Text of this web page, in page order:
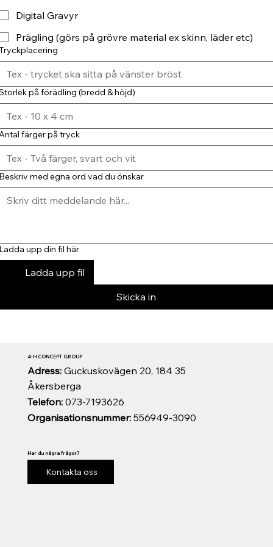
Digital Gravyr
Prägling (görs på grövre material ex skinn, läder etc)
på förädling (bredd & höjd)
färger på tryck
med egna ord vad du önskar
upp din fil här
Ladda upp fil
Skicka in
Organisationsnummer:556949-3090
Telefon:073-7193626
Adress: Guckuskovägen 20, 184 35
Åkersberga
4-H CONCEPT GROUP
Har du några frågor?
Kontakta oss